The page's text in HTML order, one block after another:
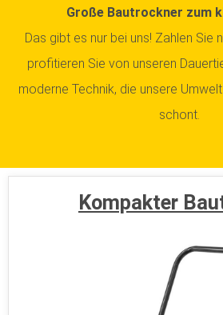
Große Bautrockner zum
Das gibt es nur bei uns! Zahlen Sie
profitieren Sie von unseren
moderne Technik, die unsere
schont.
Kompakter